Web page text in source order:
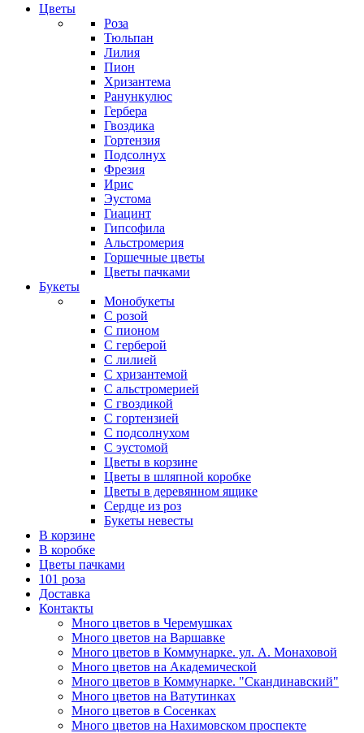
Цветы
Роза
Тюльпан
Лилия
Пион
Хризантема
Ранункулюс
Гербера
Гвоздика
Гортензия
Подсолнух
Фрезия
Ирис
Эустома
Гиацинт
Гипсофила
Альстромерия
Горшечные цветы
Цветы пачками
Букеты
Монобукеты
С розой
С пионом
С герберой
С лилией
С хризантемой
С альстромерией
С гвоздикой
С гортензией
С подсолнухом
С эустомой
Цветы в корзине
Цветы в шляпной коробке
Цветы в деревянном ящике
Сердце из роз
Букеты невесты
В корзине
В коробке
Цветы пачками
101 роза
Доставка
Контакты
Много цветов в Черемушках
Много цветов на Варшавке
Много цветов в Коммунарке. ул. А. Монаховой
Много цветов на Академической
Много цветов в Коммунарке. "Скандинавский"
Много цветов на Ватутинках
Много цветов в Сосенках
Много цветов на Нахимовском проспекте